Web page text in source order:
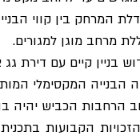
הבנייה המקסימלי המותר על פי
הרחבות הכביש יהיה